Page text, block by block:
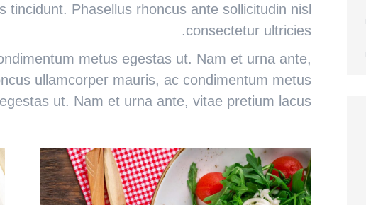
tincidunt. Phasellus rhoncus ante sollicitudin nisl
consectetur ultricies.
metus egestas ut. Nam et urna ante,
ullamcorper mauris, ac condimentum metus
egestas ut. Nam et urna ante, vitae pretium lacus.
MIRIAM RICHMOND
creative leader
LEONARDO BLACK
programmer